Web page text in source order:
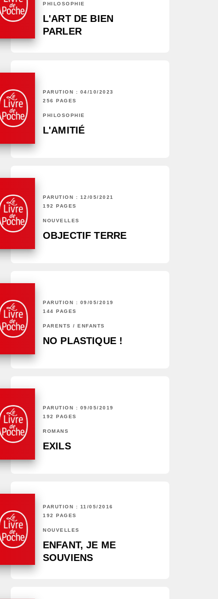
PHILOSOPHIE
L'ART DE BIEN
PARLER
PARUTION : 04/10/2023
256 PAGES
PHILOSOPHIE
L'AMITIÉ
PARUTION : 12/05/2021
192 PAGES
NOUVELLES
OBJECTIF TERRE
PARUTION : 09/05/2019
144 PAGES
PARENTS / ENFANTS
NO PLASTIQUE !
PARUTION : 09/05/2019
192 PAGES
ROMANS
EXILS
PARUTION : 11/05/2016
192 PAGES
NOUVELLES
ENFANT, JE ME
SOUVIENS